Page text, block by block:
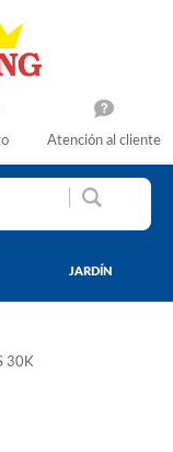
Atención al cliente
JARDÍN
30K